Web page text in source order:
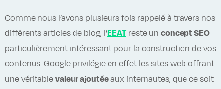
Comme nous l’avons plusieurs fois rappelé à travers nos
différents articles de blog, l’EEAT reste un concept SEO
particulièrement intéressant pour la construction de vos
contenus. Google privilégie en effet les sites web offrant
une véritable valeur ajoutée aux internautes, que ce soit